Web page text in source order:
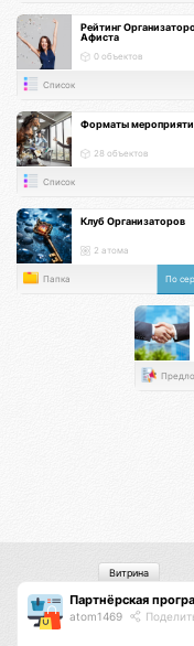
Рейтинг
Афиста
0 объектов
Список
Форматы
28 объектов
Список
Клуб Организаторов
2 атома
Папка По
Партнёрская
atom1469
Витрина